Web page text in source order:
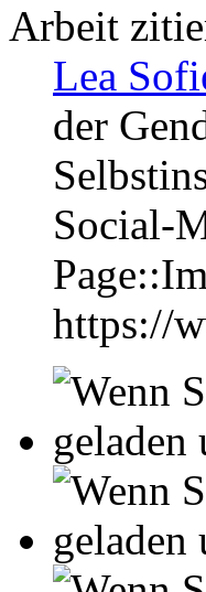
Arbeit
Lea
der
Social-
https://